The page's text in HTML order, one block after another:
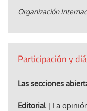
Organización
Participación y
Las secciones
Editorial| La